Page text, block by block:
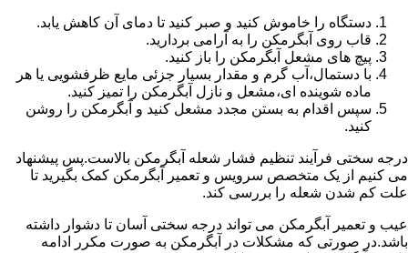
دستگاه را خاموش کنید و صبر کنید تا دمای آن کاهش یابد.
قاب روی آبگرمکن را به آرامی بردارید.
پیچ های مشعل آبگرمکن را باز کنید.
با دستمال،آب گرم و مقدار بسیار جزئی مایع ظرفشویی یا هر
ماده شوینده ای،مشعل و نازل آبگرمکن را تمیز کنید.
سپس اقدام به بستن مجدد مشعل کنید و آبگرمکن را روشن
کنید.
درجه سختی فرآیند تنظیم فشار شعله آبگرمکن بالاست.پس پیشنهاد
می کنیم از یک متخصص سرویس و تعمیر آبگرمکن کمک بگیرید تا
علت کم شدن شعله را بررسی کند.
عیب و تعمیر آبگرمکن می تواند درجه سختی آسان تا دشوار داشته
باشد.در صورتی که مشکلات در آبگرمکن به صورت مکرر ادامه